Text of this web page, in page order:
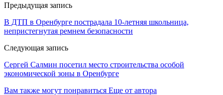
Предыдущая запись
В ДТП в Оренбурге пострадала 10-летняя школьница,
непристегнутая ремнем безопасности
Следующая запись
Сергей Салмин посетил место строительства особой
экономической зоны в Оренбурге
Вам также могут понравиться Еще от автора